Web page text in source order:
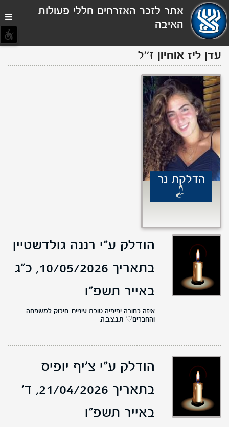
תפריט
נגישות
אתר לזכר האזרחים חללי פעולות
האיבה
עדן ליז אוחיון ז''ל
הדלקת נר
הודלק ע"י רננה גולדשטיין
בתאריך 10/05/2026,
כ"ג
באייר תשפ"ו
איזה בחורה יפיפיה טובת עיניים. חיבוק למשפחה
והחברים♡ ת.נ.צ.ב.ה.
הודלק ע"י צ׳יף יופיס
בתאריך 21/04/2026,
ד'
באייר תשפ"ו